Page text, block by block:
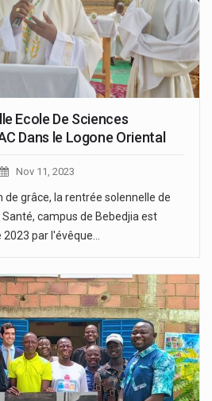
Ecole De Sciences
Dans le Logone Oriental
Nov 11, 2023
de grâce, la rentrée solennelle de
Santé, campus de Bebedjia est
2023 par l'évêque…